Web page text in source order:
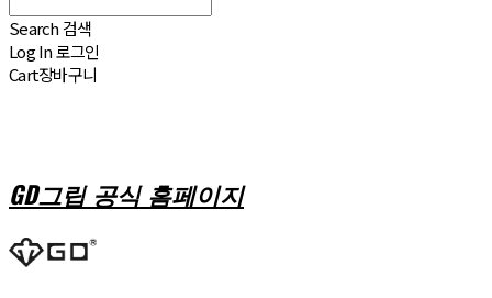
Search 검색
Log In로그인
Cart장바구니
GD그립 공식 홈페이지